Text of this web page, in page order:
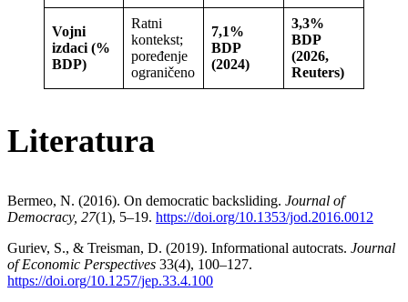
Vojni
izdaci (%
BDP)
Ratni
kontekst;
poređenje
ograničeno
7,1%
BDP
(2024)
3,3%
BDP
(2026,
Reuters)
Literatura
Bermeo, N. (2016). On democratic backsliding. Journal of
Democracy, 27(1), 5–19. https://doi.org/10.1353/jod.2016.0012
Guriev, S., & Treisman, D. (2019). Informational autocrats. Journal
of Economic Perspectives 33(4), 100–127.
https://doi.org/10.1257/jep.33.4.100